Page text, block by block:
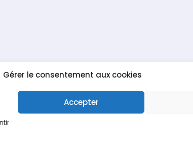
Gérer le consentement aux cookies
Accepter